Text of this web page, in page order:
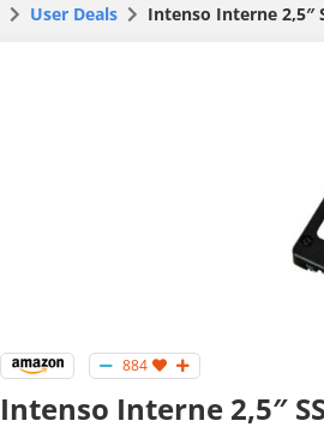
User Deals Intenso Interne 2,5″
884
Intenso Interne 2,5″